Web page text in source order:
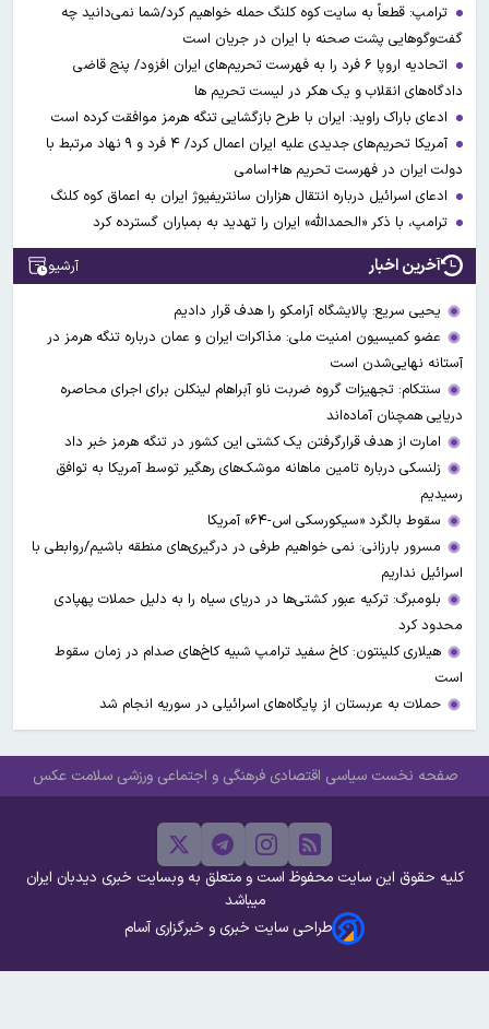
ترامپ: قطعاً به سایت کوه کلنگ حمله خواهیم کرد/شما نمی‌دانید چه
گفت‌وگوهایی پشت صحنه با ایران در جریان است
اتحادیه اروپا ۶ فرد را به فهرست تحریم‌های ایران افزود/ پنج قاضی
دادگاه‌های انقلاب و یک هکر در لیست تحریم ها
ادعای باراک راوید: ایران با طرح بازگشایی تنگه هرمز موافقت کرده است
آمریکا تحریم‌های جدیدی علیه ایران اعمال کرد/ ۴ فرد و ۹ نهاد مرتبط با
دولت ایران در فهرست تحریم ها+اسامی
ادعای اسرائیل درباره انتقال هزاران سانتریفیوژ ایران به اعماق کوه کلنگ
ترامپ، با ذکر «الحمدالله» ایران را تهدید به بمباران گسترده کرد
آخرین اخبار آرشیو
یحیی سریع: پالایشگاه آرامکو را هدف قرار دادیم
عضو کمیسیون امنیت ملی: مذاکرات ایران و عمان درباره تنگه هرمز در
آستانه نهایی‌شدن است
سنتکام: تجهیزات گروه ضربت ناو آبراهام لینکلن برای اجرای محاصره
دریایی همچنان آماده‌اند
امارت از هدف قرارگرفتن یک کشتی این کشور در تنگه هرمز خبر داد
زلنسکی درباره تامین ماهانه موشک‌های رهگیر توسط آمریکا به توافق
رسیدیم
سقوط بالگرد «سیکورسکی اس-۶۴» آمریکا
مسرور بارزانی: نمی خواهیم طرفی در درگیری‌های منطقه باشیم/روابطی با
اسرائیل نداریم
بلومبرگ: ترکیه عبور کشتی‌ها در دریای سیاه را به دلیل حملات پهپادی
محدود کرد
هیلاری کلینتون: کاخ سفید ترامپ شبیه کاخ‌های صدام در زمان سقوط
است
حملات به عربستان از پایگاه‌های اسرائیلی در سوریه انجام شد
صفحه نخست سیاسی اقتصادی فرهنگی و اجتماعی ورزشی سلامت عکس
کلیه حقوق این سایت محفوظ است و متعلق به وبسایت خبری دیدبان ایران
میباشد
طراحی سایت خبری و خبرگزاری آسام